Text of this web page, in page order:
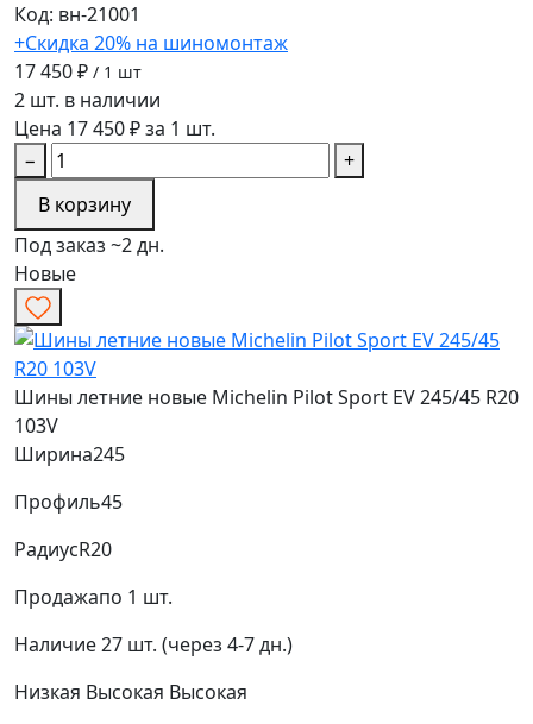
Код: вн-21001
+Скидка 20% на шиномонтаж
17 450 ₽ / 1 шт
2 шт. в наличии
Цена 17 450 ₽ за 1 шт.
−
+
В корзину
Под заказ ~2 дн.
Новые
Шины летние новые Michelin Pilot Sport EV 245/45 R20
103V
Ширина245
Профиль45
РадиусR20
Продажапо 1 шт.
Наличие27 шт. (через 4-7 дн.)
Низкая Высокая Высокая